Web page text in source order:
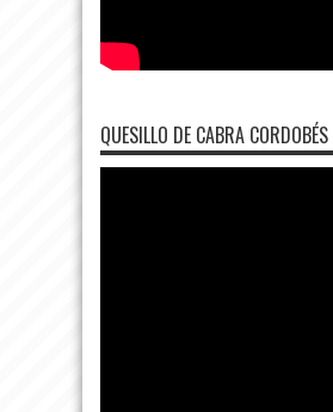
QUESILLO DE CABRA CORDOBÉS